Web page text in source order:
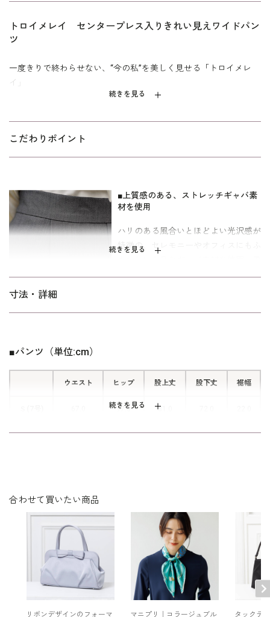
続きを見る
トロイメレイ センタープレス入りきれい見えワイドパン
ツ
一度きりで終わらせない、“今の私”を美しく見せる「トロイメレ
イ」
けにも活躍する万能ワイドパンツ。
ゆるやかなラインが身体のラインを拾いにくく、太もも周りをさりげなくカ
ルエットが脚をすらりと見せてくれます。
適な着心地。センタープレスを施すことで、全体をきちんとした
印象に仕上げました。
同素材のジャケット（4510956-00）もご用意しており、セットア
ップで着用すれば、ワンランク上の洗練されたスタイルが完成し
寸法はキャリア向けの標準パターン。
※パソコンのモニター環境やスマートフォンの機種・設定によっ
います。予めご了承くださいますようお願いいたします。
こだわりポイント
続きを見る
■上質感のある、ストレッチギャバ素
材を使用
ハリのある風合いとほどよい光沢感が
特徴の、セレモニーやオフィスにもふ
センタープレスを入れた美脚シルエッ
トのパンツ。きちんと感と脚長効果、
どちらも叶えるデザイン。
■両脇ポケット
ふとしたときにさっと小物を入れるこ
とができる便利なポケットを両脇に配
寸法・詳細
続きを見る
■パンツ（単位:cm）
ウエスト ヒップ 股上丈 股下丈 裾幅
97.0 31.0
Ｍ(9号) 70.0 100.0 31.0 72.0 23.0
素材
ン5％
裏地：ポリエステル100％
洗濯方法：クリーニング
後ろウエストゴム仕様
両サイドポケット付き
※モデル着用：
ブラウス / スタッフ私物
合わせて買いたい商品
リボンデザインのフォーマ マニプリ｜コラージュブル タックデ